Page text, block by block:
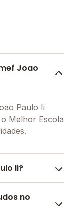
Joao
Paulo Ii
Melhor Escola
Ii?
no